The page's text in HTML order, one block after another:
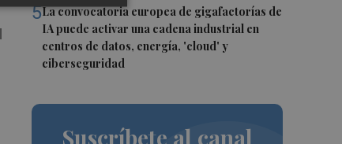
5La convocatoria europea de gigafactorías de
IA puede activar una cadena industrial en
centros de datos, energía, 'cloud' y
ciberseguridad
Suscríbete al canal